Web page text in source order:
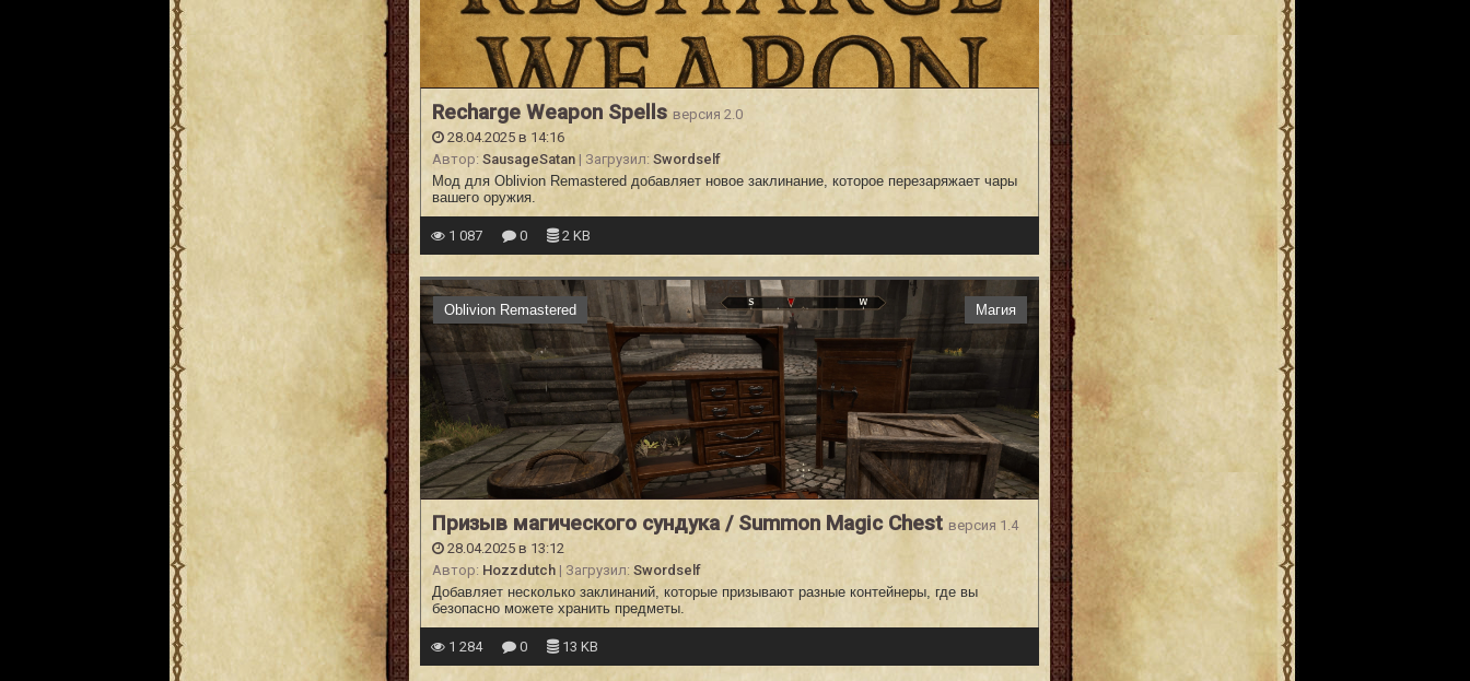
Recharge Weapon Spells версия 2.0
28.04.2025 в 14:16
Автор: SausageSatan | Загрузил: Swordself
Мод для Oblivion Remastered добавляет новое заклинание, которое перезаряжает чары
вашего оружия.
1 087 0 2 KB
Oblivion Remastered Магия
Призыв магического сундука / Summon Magic Chest версия 1.4
28.04.2025 в 13:12
Автор: Hozzdutch | Загрузил: Swordself
Добавляет несколько заклинаний, которые призывают разные контейнеры, где вы
безопасно можете хранить предметы.
1 284 0 13 KB